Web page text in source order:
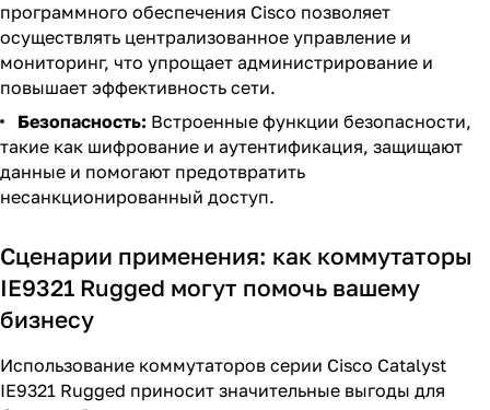
программного обеспечения Cisco позволяет
осуществлять централизованное управление и
мониторинг, что упрощает администрирование и
повышает эффективность сети.
Безопасность: Встроенные функции безопасности,
такие как шифрование и аутентификация, защищают
данные и помогают предотвратить
несанкционированный доступ.
Сценарии применения: как коммутаторы
IE9321 Rugged могут помочь вашему
бизнесу
Использование коммутаторов серии Cisco Catalyst
IE9321 Rugged приносит значительные выгоды для